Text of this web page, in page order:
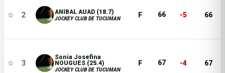
☆ 2 ANIBAL AUAD (18.7)
JOCKEY CLUB DE TUCUMAN F 66 -5 66
☆ 3
Sonia Josefina
NOUGUES (25.4)
JOCKEY CLUB DE TUCUMAN
F 67 -4 67